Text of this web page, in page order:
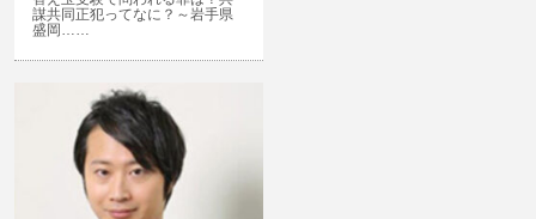
公務執行妨害
ウンロード・視聴、無断転載等
ネット犯罪
銃刀法違反
謀共同正犯ってなに？～岩手県
盛岡……